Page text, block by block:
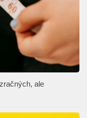
ale